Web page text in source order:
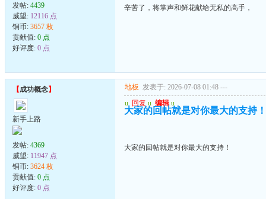
发帖: 4439
威望: 12116 点
铜币: 3657 枚
贡献值: 0 点
好评度: 0 点
辛苦了，将掌声和鲜花献给无私的高手，
【成功概念】
新手上路
发帖: 4369
威望: 11947 点
铜币: 3624 枚
贡献值: 0 点
好评度: 0 点
地板 发表于: 2026-07-08 01:48 ---
u 回复 u 编辑 u
大家的回帖就是对你最大的支持！
大家的回帖就是对你最大的支持！